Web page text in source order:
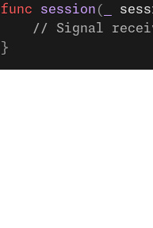
func session (
// Signal
}